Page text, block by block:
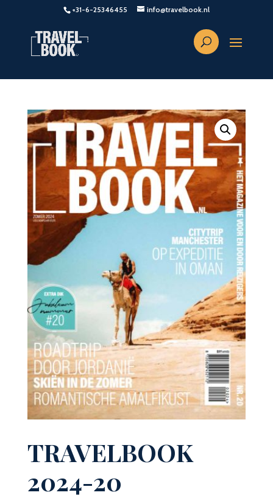
+31-6-25346455 info@travelbook.nl
TRAVELBOOK
2024-20